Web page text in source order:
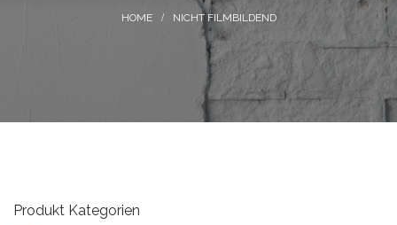
NICHT FILMBILDEND
Produkt Kategorien